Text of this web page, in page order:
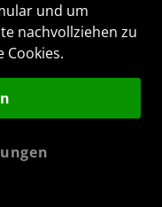
Ihnen dabei zu
und um
nachvollziehen zu
Cookies.